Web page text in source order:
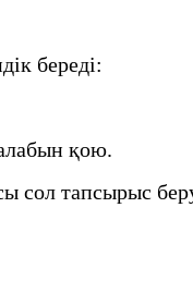
береді:
қою.
сол тапсырыс